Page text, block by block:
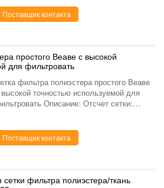
6Т-165Т Цвет: Белый, желтый,
Разм...
Поставщик контакта
простого Веаве с высокой
для фильтровать
фильтра полиэстера простого Веаве
точностью используемой для
Описание: Отсчет сетки:
потока: 30...
Поставщик контакта
фильтра полиэстера/ткань